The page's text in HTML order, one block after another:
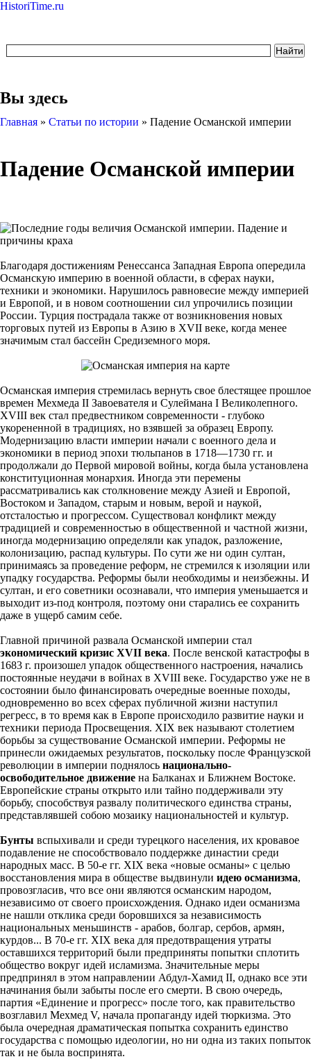
HistoriTime.ru
Вы здесь
Главная » Статьи по истории » Падение Османской империи
Падение Османской империи
Благодаря достижениям Ренессанса Западная Европа опередила
Османскую империю в военной области, в сферах науки,
техники и экономики. Нарушилось равновесие между империей
и Европой, и в новом соотношении сил упрочились позиции
России. Турция пострадала также от возникновения новых
торговых путей из Европы в Азию в XVII веке, когда менее
значимым стал бассейн Средиземного моря.
Османская империя стремилась вернуть свое блестящее прошлое
времен Мехмеда II Завоевателя и Сулеймана I Великолепного.
XVIII век стал предвестником современности - глубоко
укорененной в традициях, но взявшей за образец Европу.
Модернизацию власти империи начали с военного дела и
экономики в период эпохи тюльпанов в 1718—1730 гг. и
продолжали до Первой мировой войны, когда была установлена
конституционная монархия. Иногда эти перемены
рассматривались как столкновение между Азией и Европой,
Востоком и Западом, старым и новым, верой и наукой,
отсталостью и прогрессом. Существовал конфликт между
традицией и современностью в общественной и частной жизни,
иногда модернизацию определяли как упадок, разложение,
колонизацию, распад культуры. По сути же ни один султан,
принимаясь за проведение реформ, не стремился к изоляции или
упадку государства. Реформы были необходимы и неизбежны. И
султан, и его советники осознавали, что империя уменьшается и
выходит из-под контроля, поэтому они старались ее сохранить
даже в ущерб самим себе.
Главной причиной развала Османской империи стал
экономический кризис XVII века. После венской катастрофы в
1683 г. произошел упадок общественного настроения, начались
постоянные неудачи в войнах в XVIII веке. Государство уже не в
состоянии было финансировать очередные военные походы,
одновременно во всех сферах публичной жизни наступил
регресс, в то время как в Европе происходило развитие науки и
техники периода Просвещения. XIX век называют столетием
борьбы за существование Османской империи. Реформы не
принесли ожидаемых результатов, поскольку после Французской
революции в империи поднялось национально-
освободительное движение на Балканах и Ближнем Востоке.
Европейские страны открыто или тайно поддерживали эту
борьбу, способствуя развалу политического единства страны,
представлявшей собою мозаику национальностей и культур.
Бунты вспыхивали и среди турецкого населения, их кровавое
подавление не способствовало поддержке династии среди
народных масс. В 50-е гг. XIX века «новые османы» с целью
восстановления мира в обществе выдвинули идею османизма,
провозгласив, что все они являются османским народом,
независимо от своего происхождения. Однако идеи османизма
не нашли отклика среди боровшихся за независимость
национальных меньшинств - арабов, болгар, сербов, армян,
курдов... В 70-е гг. XIX века для предотвращения утраты
оставшихся территорий были предприняты попытки сплотить
общество вокруг идей исламизма. Значительные меры
предпринял в этом направлении Абдул-Хамид II, однако все эти
начинания были забыты после его смерти. В свою очередь,
партия «Единение и прогресс» после того, как правительство
возглавил Мехмед V, начала пропаганду идей тюркизма. Это
была очередная драматическая попытка сохранить единство
государства с помощью идеологии, но ни одна из таких попыток
так и не была воспринята.